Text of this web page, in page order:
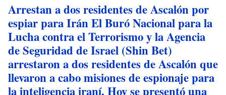
Arrestan a dos residentes de Ascalón por
espiar para Irán El Buró Nacional para la
Lucha contra el Terrorismo y la Agencia
de Seguridad de Israel (Shin Bet)
arrestaron a dos residentes de Ascalón que
llevaron a cabo misiones de espionaje para
la inteligencia iraní. Hoy se presentó una